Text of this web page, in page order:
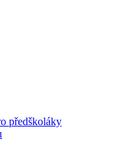
předškoláky